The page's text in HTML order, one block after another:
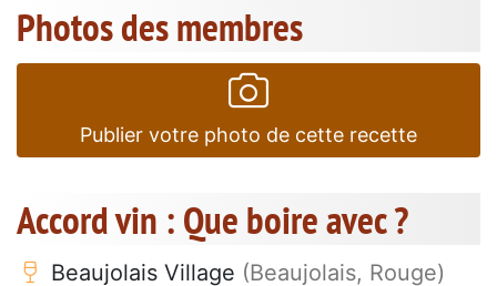
Photos des membres
Publier votre photo de cette recette
Accord vin : Que boire avec ?
Beaujolais Village (Beaujolais, Rouge)